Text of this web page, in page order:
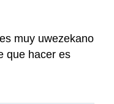
muy uwezekano
que hacer es